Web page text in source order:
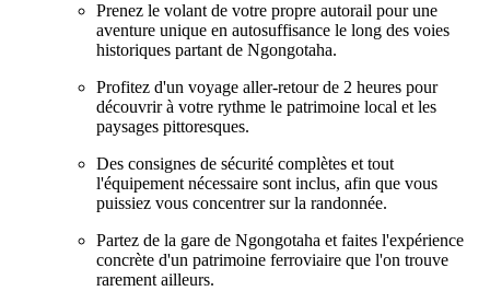
Prenez le volant de votre propre autorail pour une
aventure unique en autosuffisance le long des voies
historiques partant de Ngongotaha.
Profitez d'un voyage aller-retour de 2 heures pour
découvrir à votre rythme le patrimoine local et les
paysages pittoresques.
Des consignes de sécurité complètes et tout
l'équipement nécessaire sont inclus, afin que vous
puissiez vous concentrer sur la randonnée.
Partez de la gare de Ngongotaha et faites l'expérience
concrète d'un patrimoine ferroviaire que l'on trouve
rarement ailleurs.